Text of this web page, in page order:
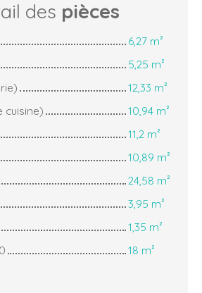
des pièces
6,27 m²
5,25 m²
12,33 m²
cuisine)
10,94 m²
11,2 m²
10,89 m²
24,58 m²
3,95 m²
1,35 m²
18 m²